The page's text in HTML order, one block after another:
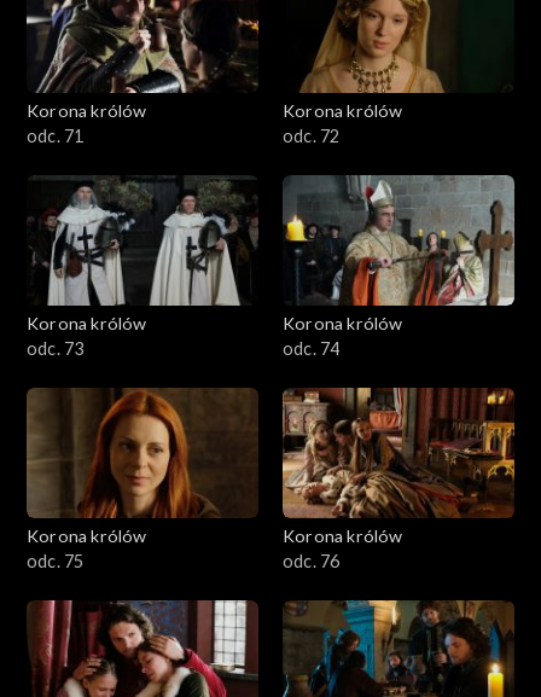
Korona królów
odc. 71
Korona królów
odc. 72
Korona królów
odc. 73
Korona królów
odc. 74
Korona królów
odc. 75
Korona królów
odc. 76